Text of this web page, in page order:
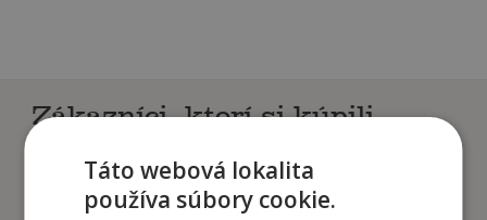
Zákazníci, ktorí si kúpili
Táto webová lokalita
používa súbory cookie.